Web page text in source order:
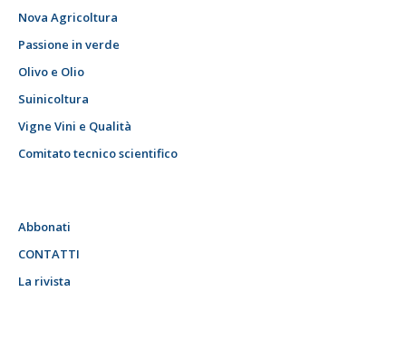
Nova Agricoltura
Passione in verde
Olivo e Olio
Suinicoltura
Vigne Vini e Qualità
Comitato tecnico scientifico
Abbonati
CONTATTI
La rivista